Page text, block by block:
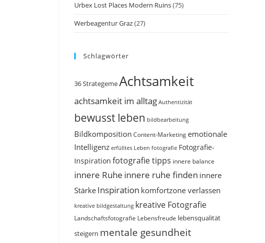
Urbex Lost Places Modern Ruins(75)
Werbeagentur Graz(27)
Schlagwörter
36 StrategemeAchtsamkeit
achtsamkeit im alltag Authentizität
bewusst leben bildbearbeitung
Bildkomposition Content-Marketingemotionale
Intelligenz erfülltes Leben fotografie Fotografie-
Inspiration fotografie tipps innere balance
innere Ruhe innere ruhe finden innere
Stärke Inspiration komfortzone verlassen
kreative bildgestaltung kreative Fotografie
Landschaftsfotografie Lebensfreude lebensqualität
steigern mentale gesundheit